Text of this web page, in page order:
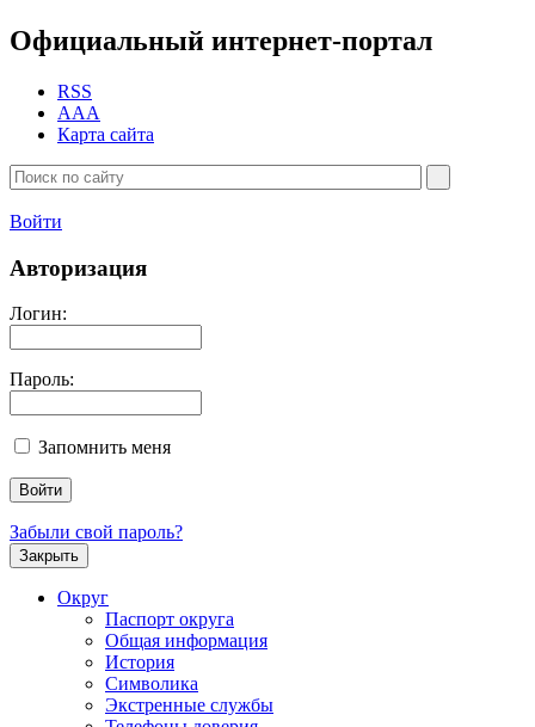
Официальный интернет-портал
RSS
AAA
Карта сайта
Войти
Авторизация
Логин:
Пароль:
Запомнить меня
Забыли свой пароль?
Закрыть
Округ
Паспорт округа
Общая информация
История
Символика
Экстренные службы